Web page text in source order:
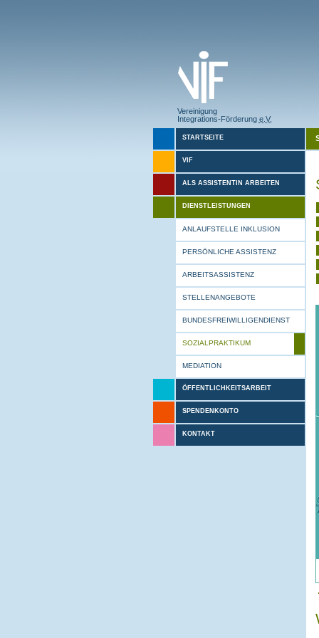
Vereinigung
Integrations-Förderung e.V.
STARTSEITE
VIF
ALS ASSISTENTIN ARBEITEN
DIENSTLEISTUNGEN
ANLAUFSTELLE INKLUSION
PERSÖNLICHE ASSISTENZ
ARBEITSASSISTENZ
STELLENANGEBOTE
BUNDESFREIWILLIGENDIENST
SOZIALPRAKTIKUM
MEDIATION
ÖFFENTLICHKEITSARBEIT
SPENDENKONTO
KONTAKT